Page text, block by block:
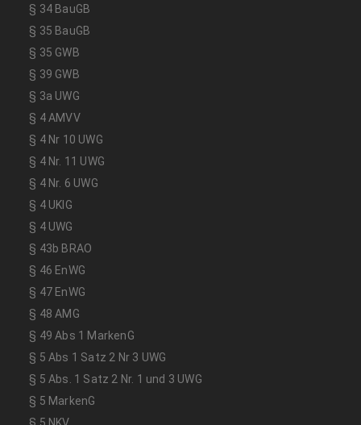
§ 34 BauGB
§ 35 BauGB
§ 35 GWB
§ 39 GWB
§ 3a UWG
§ 4 AMVV
§ 4 Nr 10 UWG
§ 4 Nr. 11 UWG
§ 4 Nr. 6 UWG
§ 4 UKlG
§ 4 UWG
§ 43b BRAO
§ 46 EnWG
§ 47 EnWG
§ 48 AMG
§ 49 Abs 1 MarkenG
§ 5 Abs 1 Satz 2 Nr 3 UWG
§ 5 Abs. 1 Satz 2 Nr. 1 und 3 UWG
§ 5 MarkenG